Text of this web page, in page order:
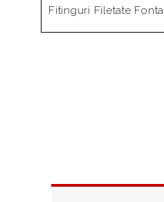
Fitinguri Filetate Fonta